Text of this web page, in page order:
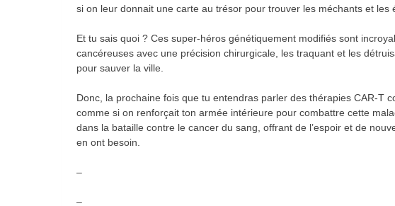
si on leur donnait une carte au trésor pour trouver les méchants et les
Et tu sais quoi ? Ces super-héros génétiquement modifiés sont
cancéreuses avec une précision chirurgicale, les traquant et les
pour sauver la ville.
Donc, la prochaine fois que tu entendras parler des thérapies CAR-T
comme si on renforçait ton armée intérieure pour combattre cette
dans la bataille contre le cancer du sang, offrant de l’espoir et de
en ont besoin.
–
–